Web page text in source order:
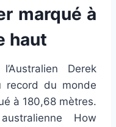
marqué à
haut
Derek
record du monde
à 180,68 mètres.
How